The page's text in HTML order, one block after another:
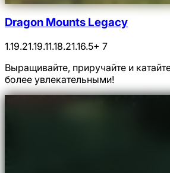
Dragon Mounts Legacy
1.19.21.19.11.18.21.16.5+ 7
Выращивайте, приручайте и
более увлекательными!